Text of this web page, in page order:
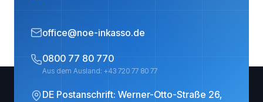
office@noe-inkasso.de
0800 77 80 770
Aus dem Ausland: +43 720 77 80 77
DE Postanschrift: Werner-Otto-Straße 26,